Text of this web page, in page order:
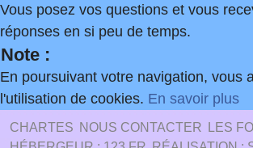
Vous posez vos questions et vous
réponses en si peu de temps.
Note :
En poursuivant votre navigation, vous
l'utilisation de cookies. En savoir plus
CHARTES NOUS CONTACTER
LES